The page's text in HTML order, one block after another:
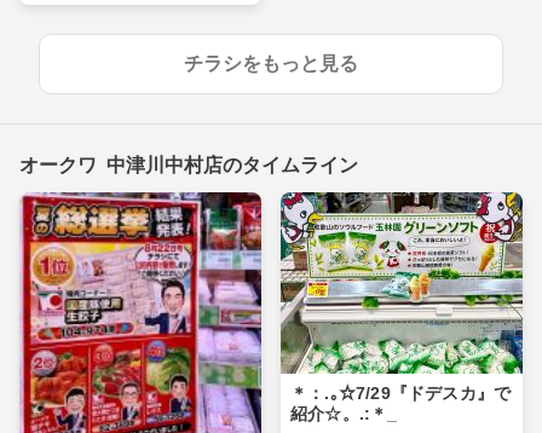
チラシをもっと見る
オークワ 中津川中村店のタイムライン
＊：.｡☆7/29『ドデスカ』で
紹介☆。.:＊_